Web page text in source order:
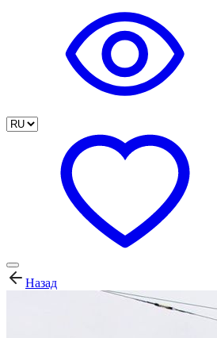
Назад